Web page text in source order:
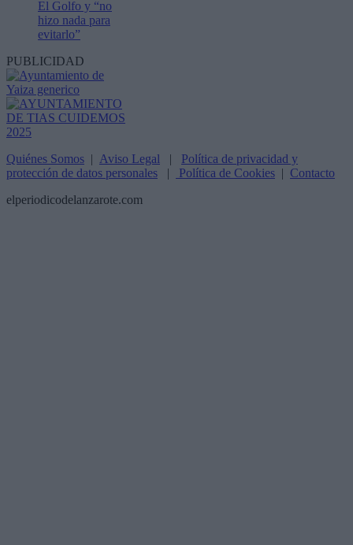
El Golfo y “no
hizo nada para
evitarlo”
PUBLICIDAD
Quiénes Somos | Aviso Legal | Política de privacidad y
protección de datos personales | Política de Cookies | Contacto
elperiodicodelanzarote.com